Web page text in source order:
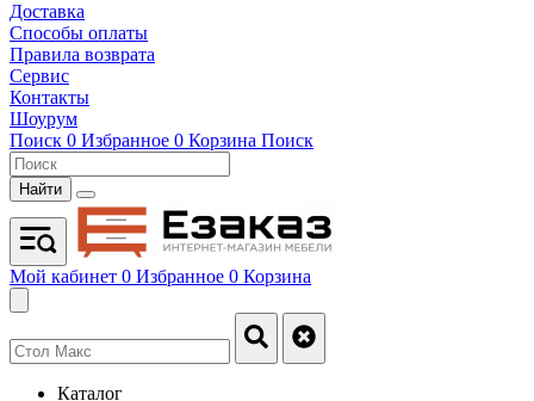
Доставка
Способы оплаты
Правила возврата
Сервис
Контакты
Шоурум
Поиск 0 Избранное 0 Корзина Поиск
Найти
Мой кабинет 0 Избранное 0 Корзина
Каталог